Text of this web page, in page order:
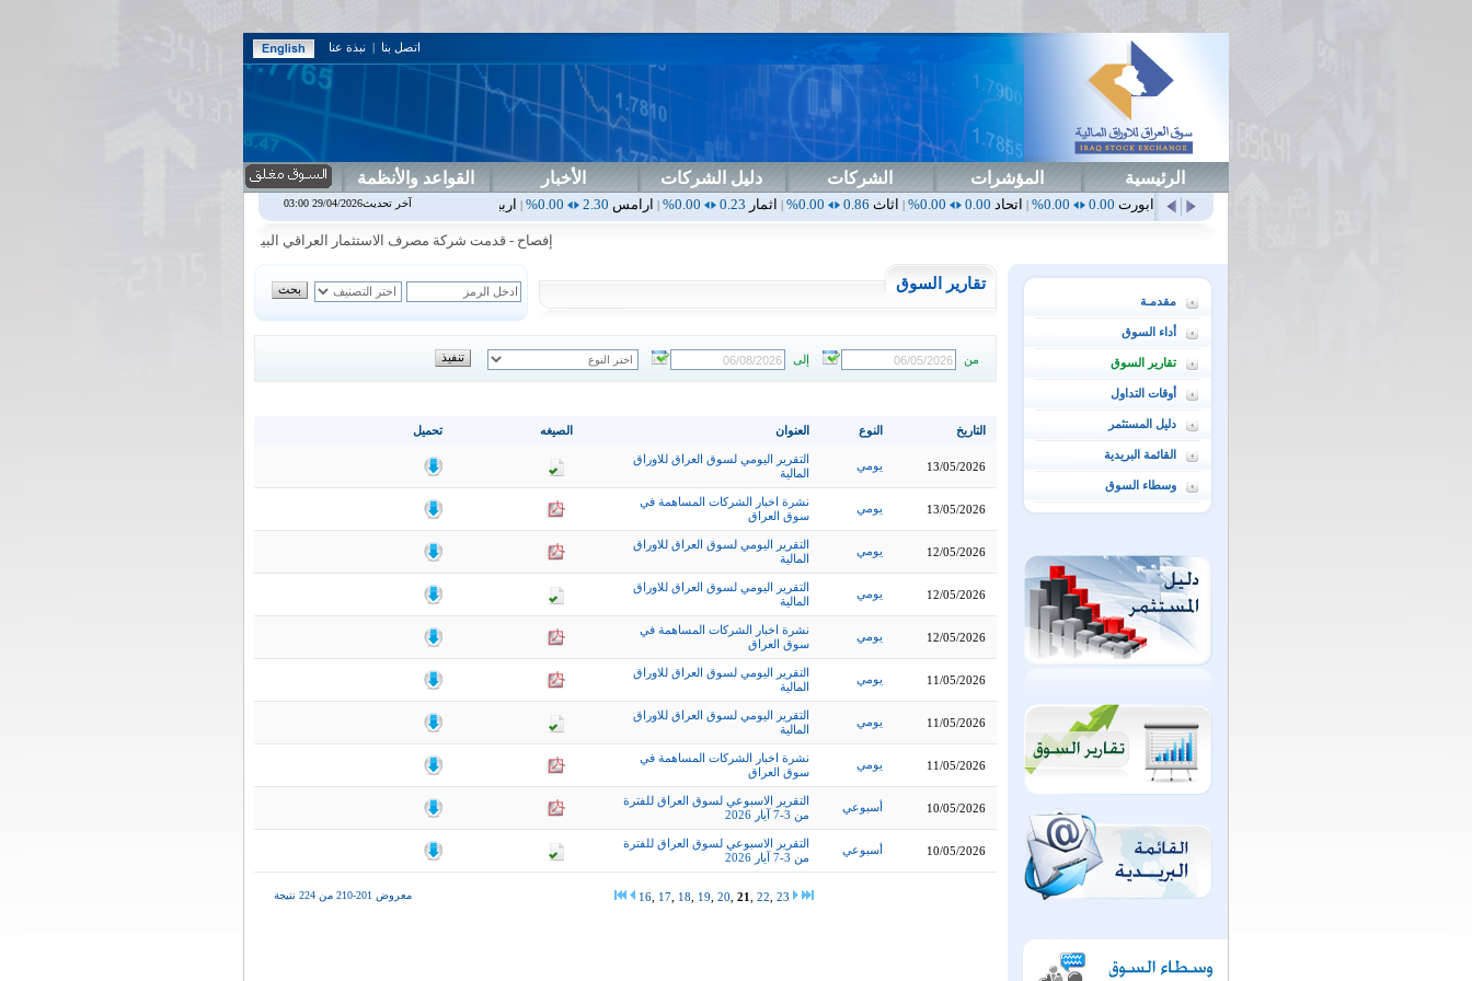
اتصل بنا | نبذة عنا
الرئيسية المؤشرات الشركات دليل الشركات الأخبار القواعد والأنظمة
0.00
0.00%
|اتحاد 0.00%
|اثاث0.86
0.00%
|اثمار 0.00%
|ارامس2.30
|اربيل 0.00
0.00%
|اسفنج1.87
إفصاح - قدمت شركة مصرف الاستثمار العراقي البيانات المالية الفصلية للفصل الثاني لعام 2026
مقدمـة
أداء السوق
تقارير السوق
أوقات التداول
دليل المستثمر
القائمة البريدية
وسطاء السوق
تقارير السوق
من إلى
تحميل الصيغه العنوان النوع التاريخ
التقرير اليومي لسوق العراق للاوراق
المالية
يومي 13/05/2026
نشرة اخبار الشركات المساهمة في
سوق العراق
يومي 13/05/2026
التقرير اليومي لسوق العراق للاوراق
المالية
يومي 12/05/2026
التقرير اليومي لسوق العراق للاوراق
المالية
يومي 12/05/2026
نشرة اخبار الشركات المساهمة في
سوق العراق
يومي 12/05/2026
التقرير اليومي لسوق العراق للاوراق
المالية
يومي 11/05/2026
التقرير اليومي لسوق العراق للاوراق
المالية
يومي 11/05/2026
نشرة اخبار الشركات المساهمة في
سوق العراق
يومي 11/05/2026
التقرير الاسبوعي لسوق العراق للفترة
من 3-7 آيار 2026
أسبوعي 10/05/2026
التقرير الاسبوعي لسوق العراق للفترة
من 3-7 آيار 2026
أسبوعي 10/05/2026
معروض 201-210 من 224 نتيجة 16 17 18 19 20 21 22 23